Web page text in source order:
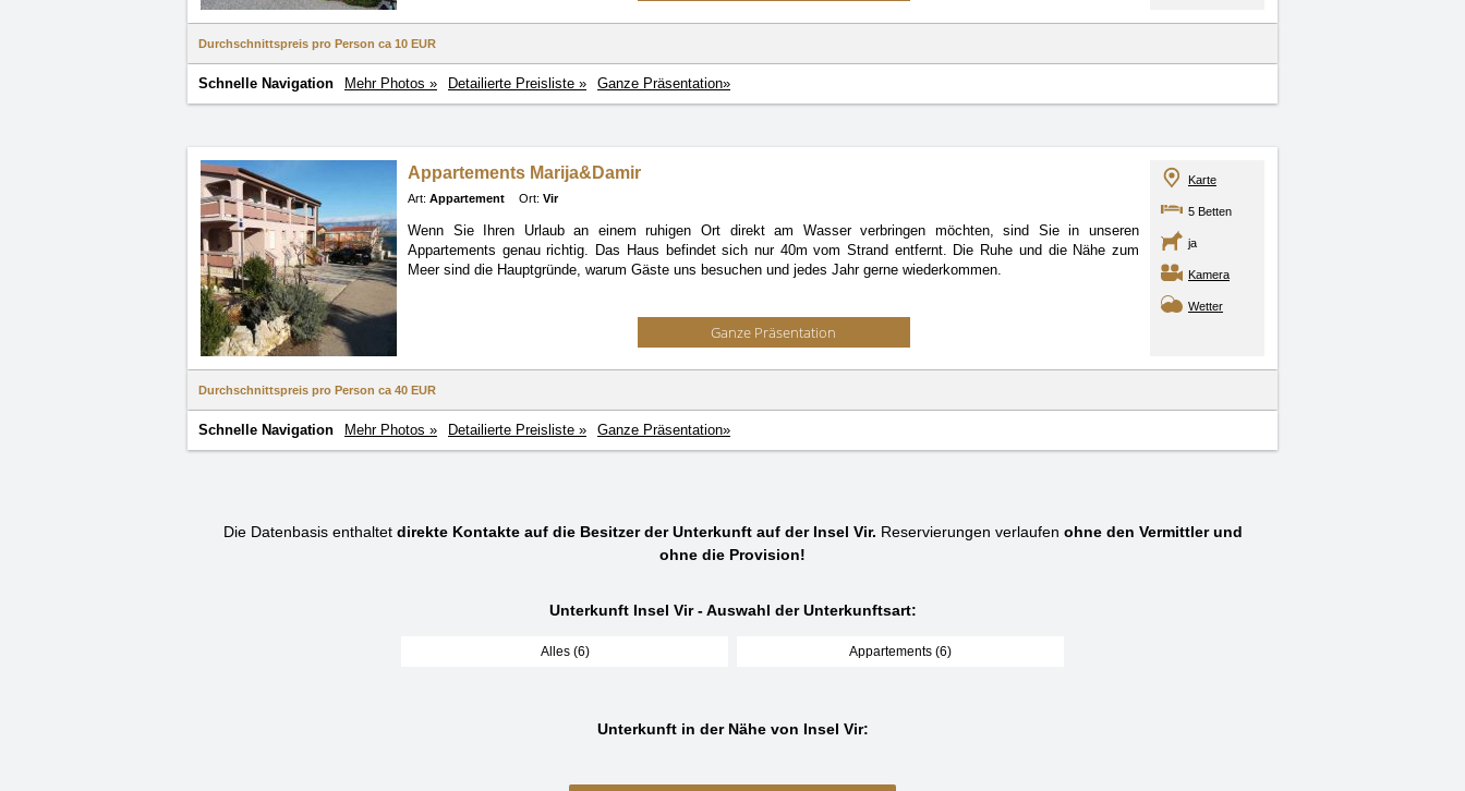
Durchschnittspreis pro Person ca 10 EUR
Schnelle Navigation Mehr Photos » Detailierte Preisliste » Ganze Präsentation»
Appartements Marija&Damir
Art: Appartement Ort: Vir
Wenn Sie Ihren Urlaub an einem ruhigen Ort direkt am Wasser verbringen möchten, sind Sie in unseren
Appartements genau richtig. Das Haus befindet sich nur 40m vom Strand entfernt. Die Ruhe und die Nähe zum
Meer sind die Hauptgründe, warum Gäste uns besuchen und jedes Jahr gerne wiederkommen.
Ganze Präsentation
Karte
5 Betten
ja
Kamera
Wetter
Durchschnittspreis pro Person ca 40 EUR
Schnelle Navigation Mehr Photos » Detailierte Preisliste » Ganze Präsentation»
Die Datenbasis enthaltet direkte Kontakte auf die Besitzer der Unterkunft auf der Insel Vir. Reservierungen verlaufen ohne den Vermittler und
ohne die Provision!
Unterkunft Insel Vir - Auswahl der Unterkunftsart:
Alles (6) Appartements (6)
Unterkunft in der Nähe von Insel Vir: